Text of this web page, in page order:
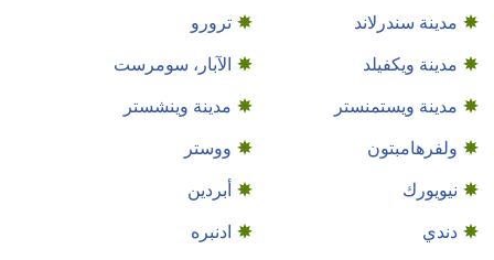
مدينة سندرلاند
ترورو
مدينة ويكفيلد
الآبار، سومرست
مدينة ويستمنستر
مدينة وينشستر
ولفرهامبتون
ووستر
نيويورك
أبردين
دندي
ادنبره